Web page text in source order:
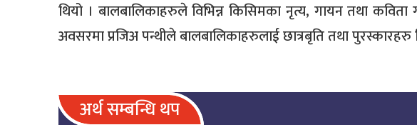
थियो । बालबालिकाहरुले विभिन्न किसिमका नृत्य, गायन तथा
अवसरमा प्रजिअ पन्थीले बालबालिकाहरुलाई छात्रबृति तथा
अर्थ सम्बन्धि थप